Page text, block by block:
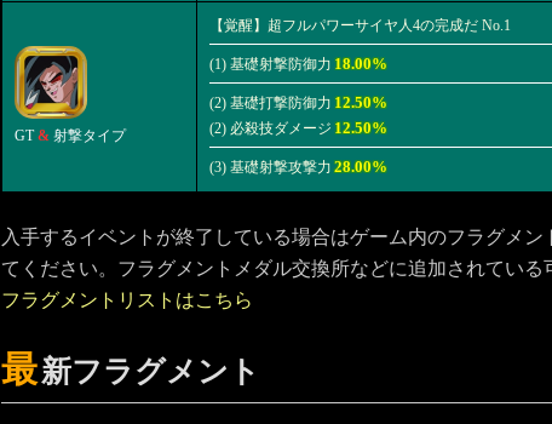
GT& 射撃タイプ
【覚醒】超フルパワーサイヤ人4の完成だ No.1
(1) 基礎射撃防御力 18.00%
(2) 基礎打撃防御力 12.50%
(2) 必殺技ダメージ 12.50%
(3) 基礎射撃攻撃力 28.00%
入手するイベントが終了している場合はゲーム内のフラグメ
てください。フラグメントメダル交換所などに追加されている
フラグメントリストはこちら
最新フラグメント